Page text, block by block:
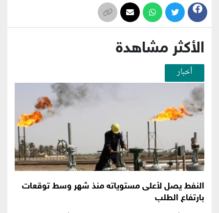
الأكثر مشاهدة
أخبار
النفط يصل لأعلى مستوياته منذ شهر وسط توقعات
بارتفاع الطلب